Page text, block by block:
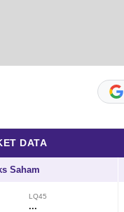
DATA
Saham
LQ45
...